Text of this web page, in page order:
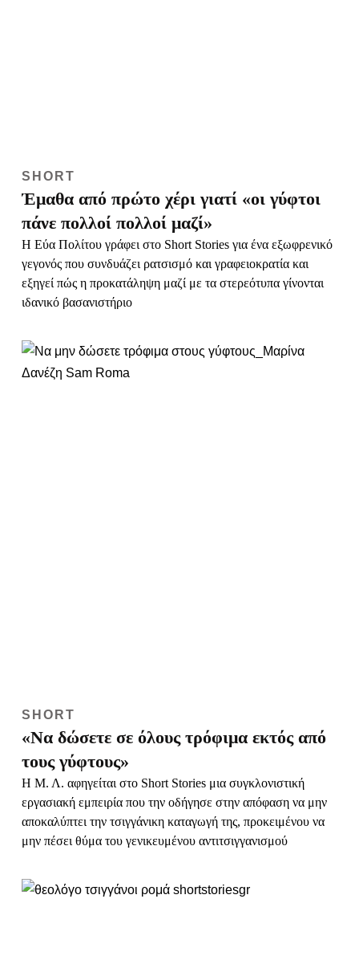
SHORT
Έμαθα από πρώτο χέρι γιατί «οι γύφτοι
πάνε πολλοί πολλοί μαζί»
Η Εύα Πολίτου γράφει στο Short Stories για ένα εξωφρενικό
γεγονός που συνδυάζει ρατσισμό και γραφειοκρατία και
εξηγεί πώς η προκατάληψη μαζί με τα στερεότυπα γίνονται
ιδανικό βασανιστήριο
SHORT
«Να δώσετε σε όλους τρόφιμα εκτός από
τους γύφτους»
Η Μ. Λ. αφηγείται στο Short Stories μια συγκλονιστική
εργασιακή εμπειρία που την οδήγησε στην απόφαση να μην
αποκαλύπτει την τσιγγάνικη καταγωγή της, προκειμένου να
μην πέσει θύμα του γενικευμένου αντιτσιγγανισμού